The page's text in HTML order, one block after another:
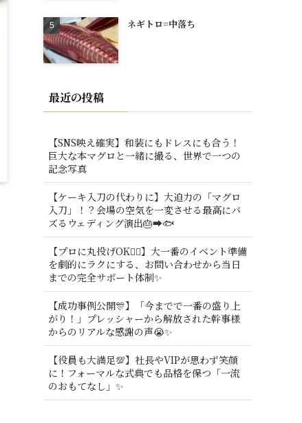
ネギトロ=中落ち
最近の投稿
【SNS映え確実】和装にもドレスにも合う！
巨大な本マグロと一緒に撮る、世界で一つの
記念写真
【ケーキ入刀の代わりに】大迫力の「マグロ
入刀」！？会場の空気を一変させる最高にバ
ズるウェディング演出🎂➡️🐟
【プロに丸投げOK🙆‍♂️】大一番のイベント準備
を劇的にラクにする、お問い合わせから当日
までの完全サポート体制✨
【成功事例公開🎊】「今までで一番の盛り上
がり！」プレッシャーから解放された幹事様
からのリアルな感謝の声😭✨
【役員も大満足💯】社長やVIPが思わず笑顔
に！フォーマルな式典でも品格を保つ「一流
のおもてなし」✨